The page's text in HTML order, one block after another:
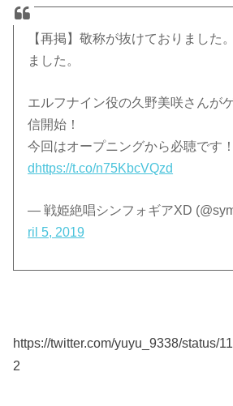
【再掲】敬称が抜けておりました
ました。
エルフナイン役の久野美咲さんが
信開始！
今回はオープニングから必聴です
d https://t.co/n75KbcVQzd
— 戦姫絶唱シンフォギアXD
ril 5, 2019
https://twitter.com/yuyu_9338/status/
2